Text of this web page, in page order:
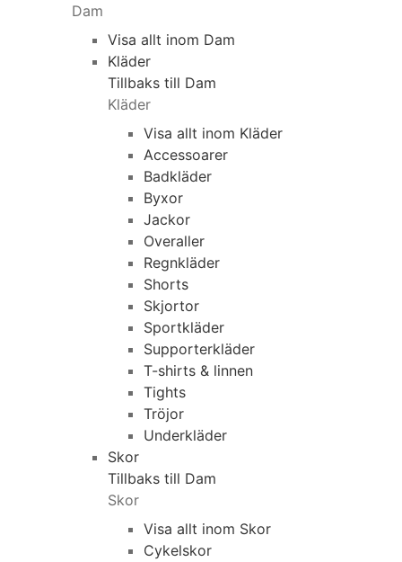
Dam
Visa allt inom Dam
Kläder
Tillbaks till Dam
Kläder
Visa allt inom Kläder
Accessoarer
Badkläder
Byxor
Jackor
Overaller
Regnkläder
Shorts
Skjortor
Sportkläder
Supporterkläder
T-shirts & linnen
Tights
Tröjor
Underkläder
Skor
Tillbaks till Dam
Skor
Visa allt inom Skor
Cykelskor